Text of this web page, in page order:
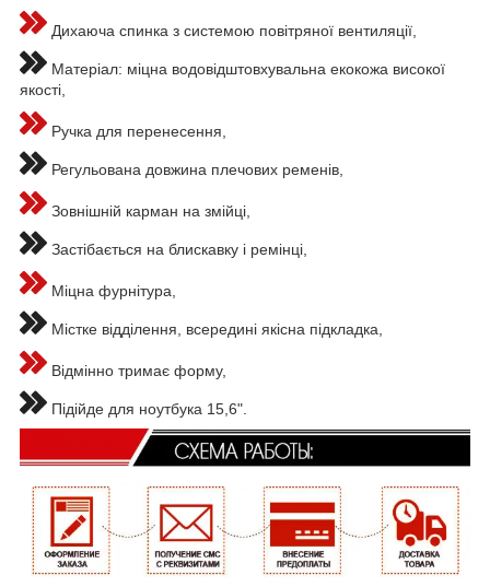
Дихаюча спинка з системою повітряної вентиляції,
Матеріал: міцна водовідштовхувальна екокожа високої
якості,
Ручка для перенесення,
Регульована довжина плечових ременів,
Зовнішній карман на змійці,
Застібається на блискавку і ремінці,
Міцна фурнітура,
Містке відділення, всередині якісна підкладка,
Відмінно тримає форму,
Підійде для ноутбука 15,6".